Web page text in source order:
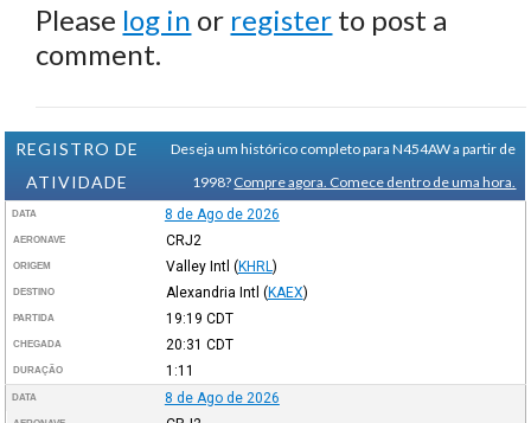
Please log in or register to post a
comment.
REGISTRO DE
ATIVIDADE
Deseja um histórico completo para N454AW a partir de
1998? Compre agora. Comece dentro de uma hora.
DATA 8 de Ago de 2026
AERONAVE CRJ2
ORIGEM Valley Intl (KHRL )
DESTINO Alexandria Intl (KAEX)
PARTIDA 19:19 CDT
CHEGADA 20:31 CDT
DURAÇÃO 1:11
DATA 8 de Ago de 2026